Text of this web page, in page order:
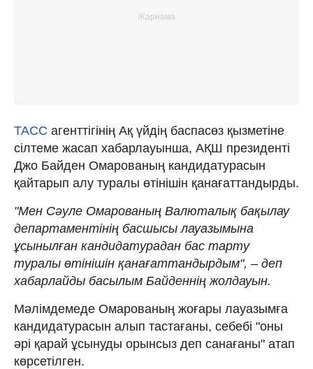
ТАСС агенттігінің Ақ үйдің баспасөз қызметіне
сілтеме жасап хабарлауынша, АҚШ президенті
Джо Байден Омарованың кандидатурасын
қайтарып алу туралы өтінішін қанағаттандырды.
"Мен Сәуле Омарованың Валюталық бақылау
департаментінің басшысы лауазымына
ұсынылған кандидатурадан бас тарту
туралы өтінішін қанағаттандырдым", – деп
хабарлайды басылым Байденнің жолдауын.
Мәлімдемеде Омарованың жоғары лауазымға
кандидатурасын алып тастағаны, себебі "оны
әрі қарай ұсынуды орынсыз деп санағаны" атап
көрсетілген.